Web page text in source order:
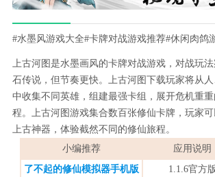
#水墨风游戏大全#卡牌对战游戏推荐#休闲肉鸽
上古河图是水墨画风的卡牌对战游戏，对战玩
石传说，但节奏更快。上古河图下载玩家将从
中收集不同英雄，组建最强卡组，展开危机重
程。上古河图游戏集合数百张修仙卡牌，玩家
上古神器，体验截然不同的修仙旅程。
小编推荐
应用说明
了不起的修仙模拟器手机版
1.1.6官方版